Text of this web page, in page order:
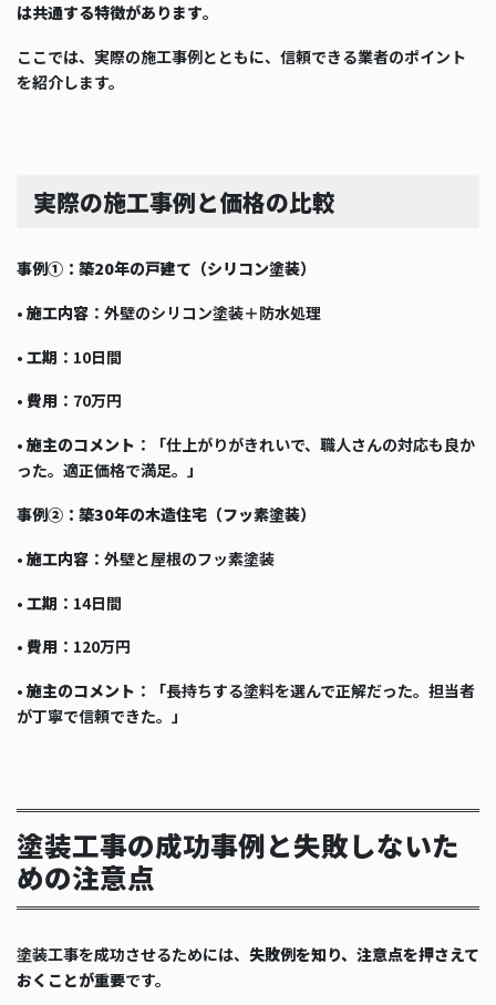
は共通する特徴があります。
ここでは、実際の施工事例とともに、信頼できる業者のポイント
を紹介します。
実際の施工事例と価格の比較
事例①：築20年の戸建て（シリコン塗装）
• 施工内容 ：外壁のシリコン塗装＋防水処理
• 工期 ：10日間
• 費用 ：70万円
• 施主のコメント ：「仕上がりがきれいで、職人さんの対応も良か
った。適正価格で満足。」
事例②：築30年の木造住宅（フッ素塗装）
• 施工内容 ：外壁と屋根のフッ素塗装
• 工期 ：14日間
• 費用 ：120万円
• 施主のコメント ：「長持ちする塗料を選んで正解だった。担当者
が丁寧で信頼できた。」
塗装工事の成功事例と失敗しないた
めの注意点
塗装工事を成功させるためには、 失敗例を知り、注意点を押さえて
おくことが重要です。